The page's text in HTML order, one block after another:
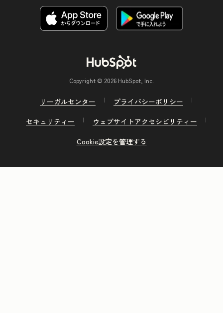
Copyright © 2026 HubSpot, Inc.
リーガルセンター
プライバシーポリシー
セキュリティー
ウェブサイトアクセシビリティー
Cookie設定を管理する